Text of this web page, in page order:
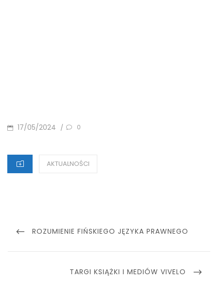
POSTED
17/05/2024 / 0
CATEGORIES
AKTUALNOŚCI
wpisuPREVIOUS
ROZUMIENIE FIŃSKIEGO JĘZYKA PRAWNEGO
NEXT
TARGI KSIĄŻKI I MEDIÓW VIVELO